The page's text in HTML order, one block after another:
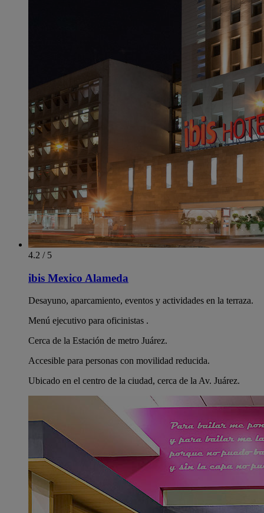
4.2 / 5
ibis Mexico Alameda
Desayuno, aparcamiento, eventos y actividades en la terraza.
Menú ejecutivo para oficinistas .
Cerca de la Estación de metro Juárez.
Accesible para personas con movilidad reducida.
Ubicado en el centro de la ciudad, cerca de la Av. Juárez.